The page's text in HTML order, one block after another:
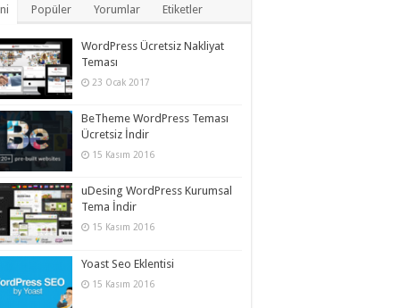
Popüler Yorumlar Etiketler
WordPress Ücretsiz Nakliyat
Teması
23 Ocak 2017
BeTheme WordPress Teması
Ücretsiz İndir
15 Kasım 2016
uDesing WordPress Kurumsal
Tema İndir
15 Kasım 2016
Yoast Seo Eklentisi
15 Kasım 2016